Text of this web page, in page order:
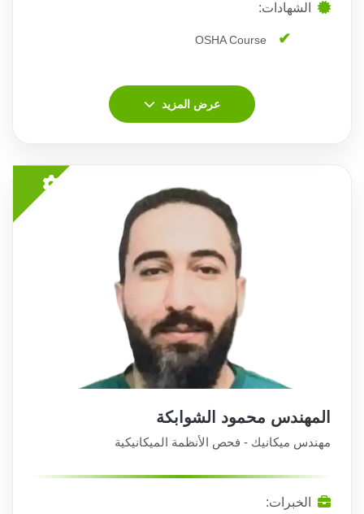
الشهادات:
OSHA Course
عرض المزيد
المهندس محمود الشوابكة
مهندس ميكانيك - فحص الأنظمة الميكانيكية
الخبرات: